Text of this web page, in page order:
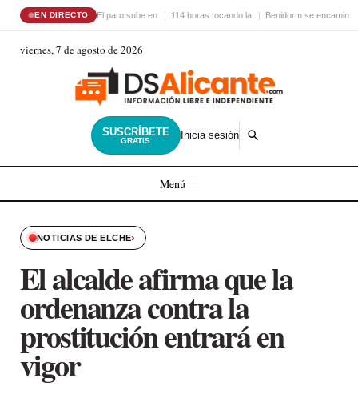
EN DIRECTO El paro sube en 114 horas tocando la Benidorm se encamina
viernes, 7 de agosto de 2026
SUSCRÍBETE
GRATIS Inicia sesión
Menú
NOTICIAS DE ELCHE›
El alcalde afirma que la
ordenanza contra la
prostitución entrará en
vigor